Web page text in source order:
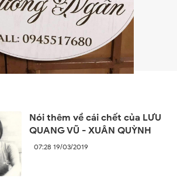
Nói thêm về cái chết của LƯU
QUANG VŨ - XUÂN QUỲNH
07:28 19/03/2019